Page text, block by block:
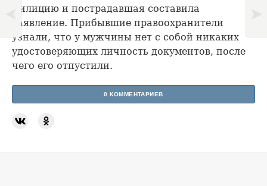
милицию и пострадавшая составила
заявление. Прибывшие правоохранители
узнали, что у мужчины нет с собой никаких
удостоверяющих личность документов, после
чего его отпустили.
0 КОММЕНТАРИЕВ